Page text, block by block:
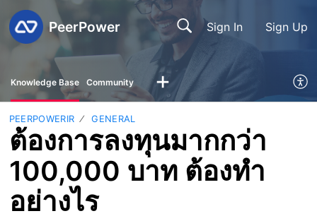
PeerPower Sign In Sign Up
Knowledge Base Community
PEERPOWERIR GENERAL
ต้องการลงทุนมากกว่า
100,000 บาท ต้องทำ
อย่างไร